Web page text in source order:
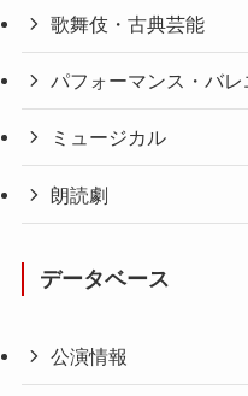
歌舞伎・古典芸能
パフォーマンス・バレ
ミュージカル
朗読劇
データベース
公演情報